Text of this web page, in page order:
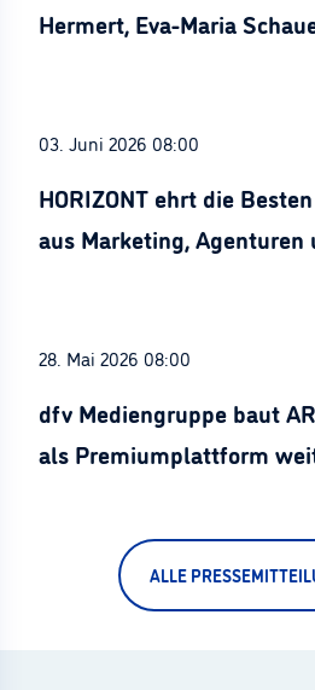
Hermert, Eva-Maria
03. Juni 2026 08:00
HORIZONT ehrt die
aus Marketing, Agenturen
28. Mai 2026 08:00
dfv Mediengruppe baut
als Premiumplattform
ALLE